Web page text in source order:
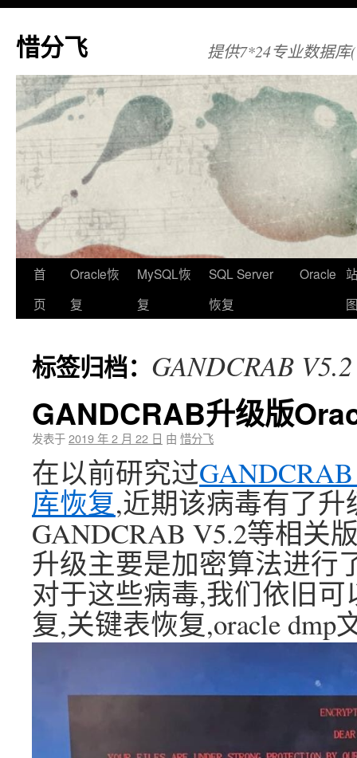
惜分飞 提供7*24专业数据库
首
页
Oracle恢
复
MySQL恢
复
SQL Server
恢复
Oracle
标签归档： GANDCRAB V5.2
GANDCRAB升级版
发表于2019 年 2 月 22 日 由 惜分飞
在以前研究过
库恢复,近期该病毒有了升
GANDCRAB V5.2等相关
升级主要是加密算法进行
对于这些病毒,我们依旧可
复,关键表恢复,oracle dmp